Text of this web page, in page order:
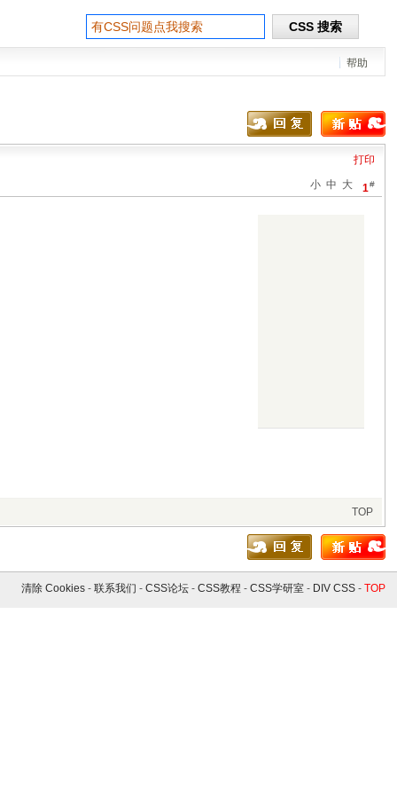
帮助
打印
1#
大
中
小
TOP
清除 Cookies- 联系我们 - CSS论坛- CSS教程 - CSS学研室- DIV CSS- TOP